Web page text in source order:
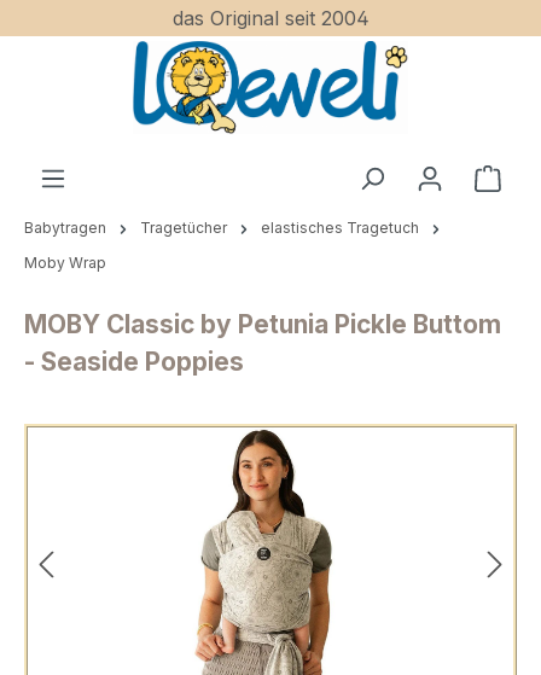
Zum Hauptinhalt springendas Original seit 2004
Babytragen Tragetücher
elastisches Tragetuch
Moby Wrap
MOBY Classic by Petunia Pickle Buttom
- Seaside Poppies
Bildergalerie überspringen